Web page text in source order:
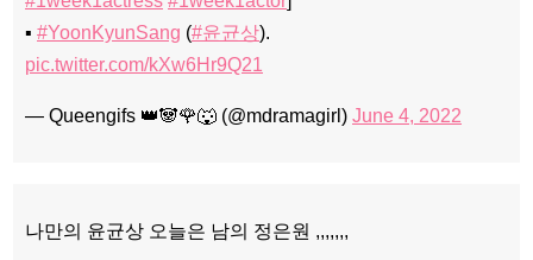
▪️ #YoonKyunSang (#윤균상).
pic.twitter.com/kXw6Hr9Q21
— Queengifs 👑🐼🌹🐺 (@mdramagirl) June 4, 2022
나만의 윤균상 오늘은 남의 정은원 ,,,,,,,